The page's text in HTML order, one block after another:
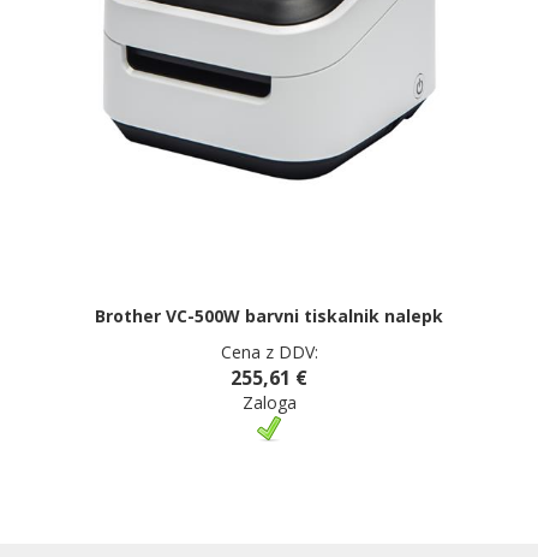
Brother VC-500W barvni tiskalnik nalepk
Cena z DDV:
255,61 €
Zaloga